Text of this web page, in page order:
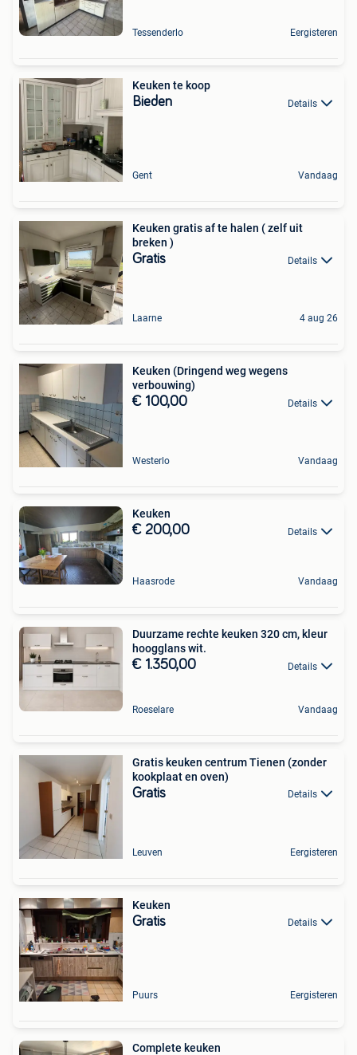
Tessenderlo Eergisteren
Keuken te koop
Bieden Details
Gent Vandaag
Keuken gratis af te halen ( zelf uit
breken )
Gratis Details
Laarne 4 aug 26
Keuken (Dringend weg wegens
verbouwing)
€ 100,00 Details
Westerlo Vandaag
Keuken
€ 200,00 Details
Haasrode Vandaag
Duurzame rechte keuken 320 cm, kleur
hoogglans wit.
€ 1.350,00 Details
Roeselare Vandaag
Gratis keuken centrum Tienen (zonder
kookplaat en oven)
Gratis Details
Leuven Eergisteren
Keuken
Gratis Details
Puurs Eergisteren
Complete keuken